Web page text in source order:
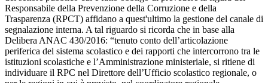
Responsabile della Prevenzione della Corruzione e della
Trasparenza (RPCT) affidano a quest'ultimo la gestione del canale di
segnalazione interna. A tal riguardo si ricorda che in base alla
Delibera ANAC 430/2016: “tenuto conto dell’articolazione
periferica del sistema scolastico e dei rapporti che intercorrono tra le
istituzioni scolastiche e l’Amministrazione ministeriale, si ritiene di
individuare il RPC nel Direttore dell’Ufficio scolastico regionale, o